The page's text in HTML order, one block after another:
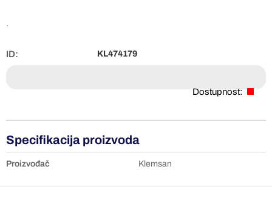
.
ID: KL474179
Dostupnost:
Specifikacija proizvoda
Proizvođač Klemsan